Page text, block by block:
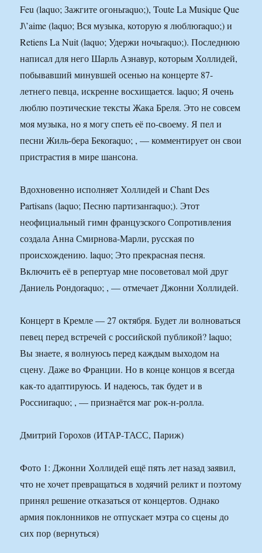
Feu (laquo; Зажгите огоньraquo;), Toute La Musique Que
J\’aime (laquo; Вся музыка, которую я люблюraquo;) и
Retiens La Nuit (laquo; Удержи ночьraquo;). Последнюю
написал для него Шарль Азнавур, которым Холлидей,
побывавший минувшей осенью на концерте 87-
летнего певца, искренне восхищается. laquo; Я очень
люблю поэтические тексты Жака Бреля. Это не совсем
моя музыка, но я могу спеть её по-своему. Я пел и
песни Жиль-бера Бекоraquo; , — комментирует он свои
пристрастия в мире шансона.
Вдохновенно исполняет Холлидей и Chant Des
Partisans (laquo; Песню партизанraquo;). Этот
неофициальный гимн французского Сопротивления
создала Анна Смирнова-Марли, русская по
происхождению. laquo; Это прекрасная песня.
Включить её в репертуар мне посоветовал мой друг
Даниель Рондоraquo; , — отмечает Джонни Холлидей.
Концерт в Кремле — 27 октября. Будет ли волноваться
певец перед встречей с российской публикой? laquo;
Вы знаете, я волнуюсь перед каждым выходом на
сцену. Даже во Франции. Но в конце концов я всегда
как-то адаптируюсь. И надеюсь, так будет и в
Россииraquo; , — признаётся маг рок-н-ролла.
Дмитрий Горохов (ИТАР-ТАСС, Париж)
Фото 1: Джонни Холлидей ещё пять лет назад заявил,
что не хочет превращаться в ходячий реликт и поэтому
принял решение отказаться от концертов. Однако
армия поклонников не отпускает мэтра со сцены до
сих пор (вернуться)